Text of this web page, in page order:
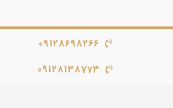
09128698266
09128138773